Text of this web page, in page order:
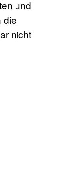
und
die
nicht